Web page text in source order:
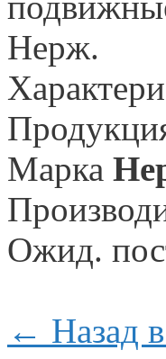
Марка
Ожид.
← Назад